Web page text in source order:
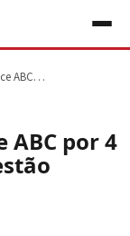
ABC…
por 4